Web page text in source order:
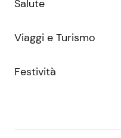
Salute
Viaggi e Turismo
Festività